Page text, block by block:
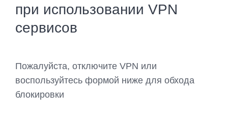
при использовании VPN
сервисов
Пожалуйста, отключите VPN или
воспользуйтесь формой ниже для обхода
блокировки